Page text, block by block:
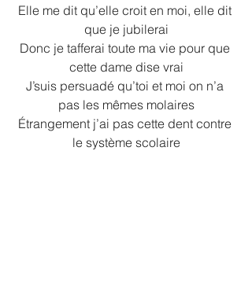
Elle me dit qu’elle croit en moi, elle dit
que je jubilerai
Donc je tafferai toute ma vie pour que
cette dame dise vrai
J’suis persuadé qu’toi et moi on n’a
pas les mêmes molaires
Étrangement j’ai pas cette dent contre
le système scolaire